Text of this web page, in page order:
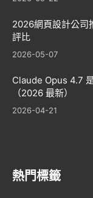
2026網頁設計公司
評比
2026-05-07
Claude Opus 4.7
（2026 最新）
2026-04-21
熱門標籤